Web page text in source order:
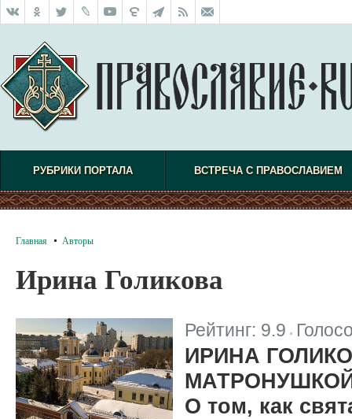
РУБРИКИ ПОРТАЛА ВСТРЕЧА С ПРАВОСЛАВИЕМ
Главная Авторы
Ирина Голикова
Рейтинг: 9.9
ИРИНА
О том, как